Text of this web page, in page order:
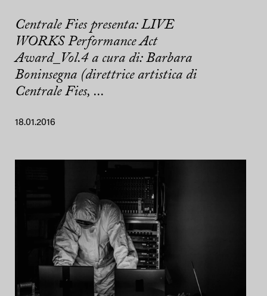
Centrale Fies presenta: LIVE
WORKS Performance Act
Award_Vol.4 a cura di: Barbara
Boninsegna (direttrice artistica di
Centrale Fies, ...
18.01.2016